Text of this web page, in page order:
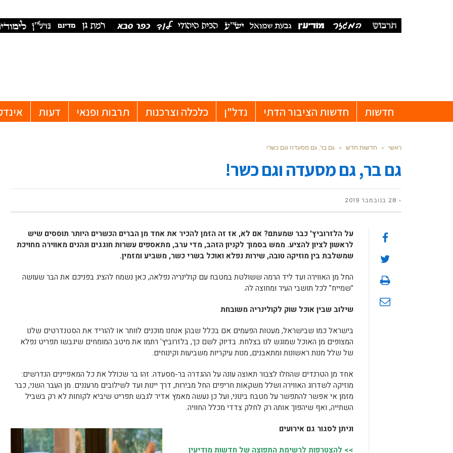
חדשות חדשות הציבור הדתי נדל"ן כלכלה וצרכנות תרבות ופנאי דעות
ראשי » חדשות חדש » גם בר, גם מסעדה וגם כשר!
גם בר, גם מסעדה וגם כשר!
28 בנובמבר 2019
על הלזרוביץ' כבר שמעתם? אם לא, אז זה הזמן להכיר את אחד מן הברים הכשרים היותר תוססים שיש
לראשון לציון להציע. ממש בסמוך לקניון הזהב, מדי ערב, מתאספים עשרות חוגגים ונהנים מאווירה מחויכת
שמשלבת בין מוזיקה טובה, שירות נפלא ואוכל בשרי כשר, משביע ומזמין.
החל מן האווירה ועד ליד הרמה ששולטת במטבח עם קולינריה נפלאה, כאן נשמח להציג בפניכם את הבר שעושה
"שמייח" לכל תושבי העיר ומחוצה לה.
שילוב שבין אוכל שוק לקולינריה משובחת
בישראל כמו שבישראל, מעטות הפעמים אם בכלל שבהן אנחנו מוכנים לוותר או להוריד את הסטנדרטים שלנו
המצופים מן האוכל שמוגש לנו בצלחת. בדיוק לשם כך, בלזרוביץ' רתמו את מיטב המומחים שיגבשו תפריט נפלא
של שלל מנות ראשונות ומתאבנים, מנות עיקריות משביעות וקינוחים.
אחד מן הטרנדים שהחלו לצבור תאוצה עונה על ההגדרה בר-מסעדה. זהו בר שכולל את כל המאפיינים הנדרשים:
מוזיקה לשדרוג האווירה ושלל משקאות חריפים החל מבירות, דרך יינות ועד לשילובים מרעננים. מן העבר השני, כבר
מזמן אי אפשר להתפשר על מטבח בינוני, ועל כן נעשה מאמץ אדיר לגבש תפריט שיביא לקוחות לא רק בשביל
השתייה, ואף שיהפוך אותה רק לחלק צדדי מכלל החוויה.
וניתן לסגור גם אירועים
>> להצטרפות לרשימת התפוצה של חדשות מודיעין